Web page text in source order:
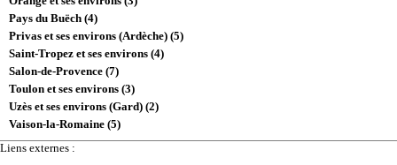
Pays du Buëch (4)
Privas et ses environs (Ardèche) (5)
Saint-Tropez et ses environs (4)
Salon-de-Provence (7)
Toulon et ses environs (3)
Uzès et ses environs (Gard) (2)
Vaison-la-Romaine (5)
Liens externes :